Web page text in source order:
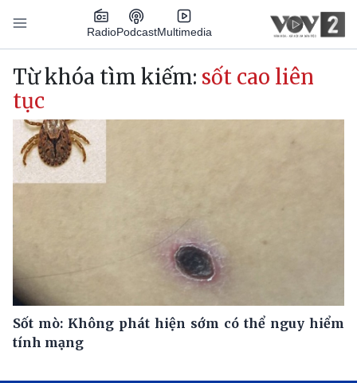
Nhảy đến nội dung
RadioPodcastMultimedia
Main navigation
Từ khóa tìm kiếm: sốt cao liên
tục
Sốt mò: Không phát hiện sớm có thể nguy hiểm
tính mạng